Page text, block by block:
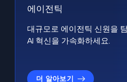
에이전틱
대규모로 에이전틱 신원을
AI 혁신을 가속화하세요.
더 알아보기